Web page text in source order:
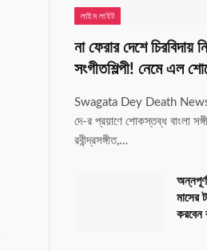
লাইম লাইট
না ফেরার দেশে
সংগীতশিল্পী! নেমে এল
Swagata Dey Death News:
দে-র প্রয়াণে শোকস্তব্ধ বাংলা
রবীন্দ্রসঙ্গীত,…
মাসের
করবেন